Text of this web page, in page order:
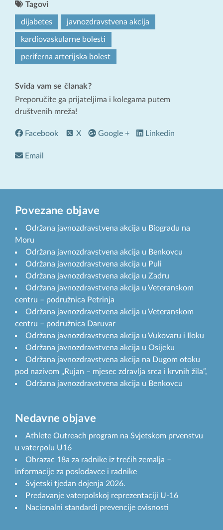
Tagovi
dijabetes javnozdravstvena akcija
kardiovaskularne bolesti
periferna arterijska bolest
Sviđa vam se članak?
Preporučite ga prijateljima i kolegama putem
društvenih mreža!
Facebook X Google + Linkedin
Email
Povezane objave
Održana javnozdravstvena akcija u Biogradu na
Moru
Održana javnozdravstvena akcija u Benkovcu
Održana javnozdravstvena akcija u Puli
Održana javnozdravstvena akcija u Zadru
Održana javnozdravstvena akcija u Veteranskom
centru – podružnica Petrinja
Održana javnozdravstvena akcija u Veteranskom
centru – podružnica Daruvar
Održana javnozdravstvena akcija u Vukovaru i Iloku
Održana javnozdravstvena akcija u Osijeku
Održana javnozdravstvena akcija na Dugom otoku
pod nazivom „Rujan – mjesec zdravlja srca i krvnih žila“,
Održana javnozdravstvena akcija u Benkovcu
Nedavne objave
Athlete Outreach program na Svjetskom prvenstvu
u vaterpolu U16
Obrazac 18a za radnike iz trećih zemalja –
informacije za poslodavce i radnike
Svjetski tjedan dojenja 2026.
Predavanje vaterpolskoj reprezentaciji U-16
Nacionalni standardi prevencije ovisnosti